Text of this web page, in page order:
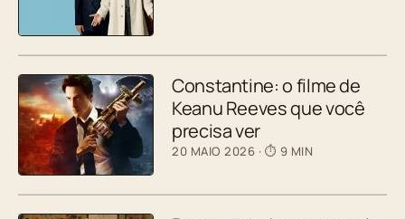
Constantine: o filme de
Keanu Reeves que você
precisa ver
20 MAIO 2026 · ⏱ 9 MIN